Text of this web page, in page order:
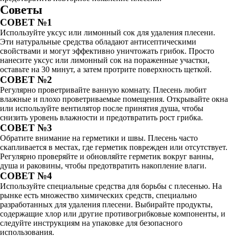
Советы
СОВЕТ №1
Используйте уксус или лимонный сок для удаления плесени.
Эти натуральные средства обладают антисептическими
свойствами и могут эффективно уничтожать грибок. Просто
нанесите уксус или лимонный сок на пораженные участки,
оставьте на 30 минут, а затем протрите поверхность щеткой.
СОВЕТ №2
Регулярно проветривайте ванную комнату. Плесень любит
влажные и плохо проветриваемые помещения. Открывайте окна
или используйте вентилятор после принятия душа, чтобы
снизить уровень влажности и предотвратить рост грибка.
СОВЕТ №3
Обратите внимание на герметики и швы. Плесень часто
скапливается в местах, где герметик поврежден или отсутствует.
Регулярно проверяйте и обновляйте герметик вокруг ванны,
душа и раковины, чтобы предотвратить накопление влаги.
СОВЕТ №4
Используйте специальные средства для борьбы с плесенью. На
рынке есть множество химических средств, специально
разработанных для удаления плесени. Выбирайте продукты,
содержащие хлор или другие противогрибковые компоненты, и
следуйте инструкциям на упаковке для безопасного
использования.